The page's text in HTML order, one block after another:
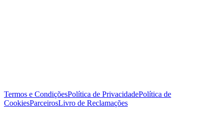
Termos e CondiçõesPolítica de PrivacidadePolítica de
CookiesParceirosLivro de Reclamações